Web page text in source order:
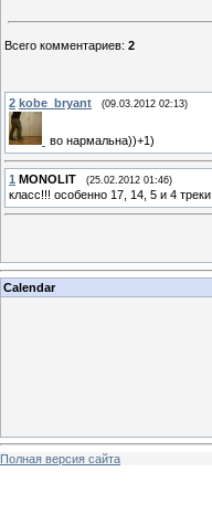
Всего комментариев: 2
2 kobe_bryant (09.03.2012 02:13)
во нармальна))+1)
1 MONOLIT (25.02.2012 01:46)
класс!!! особенно 17, 14, 5 и 4 треки
Calendar
Полная версия сайта